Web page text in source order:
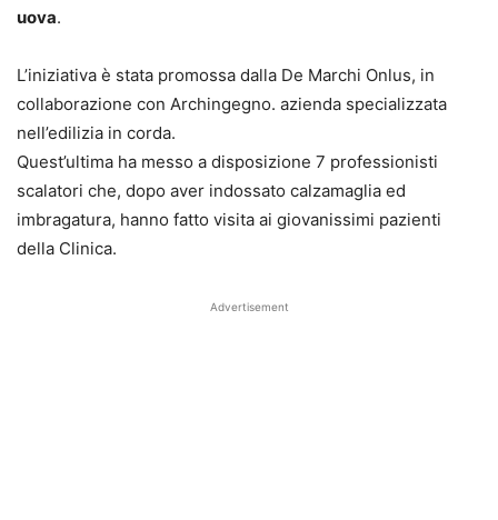
uova.
L’iniziativa è stata promossa dalla De Marchi Onlus, in
collaborazione con Archingegno. azienda specializzata
nell’edilizia in corda.
Quest’ultima ha messo a disposizione 7 professionisti
scalatori che, dopo aver indossato calzamaglia ed
imbragatura, hanno fatto visita ai giovanissimi pazienti
della Clinica.
Advertisement